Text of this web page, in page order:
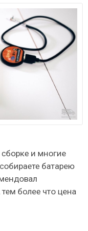
и многие
батарею
более что цена